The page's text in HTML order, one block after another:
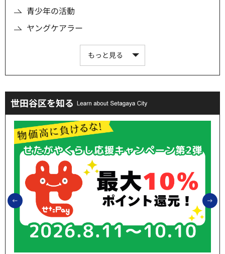
青少年の活動
ヤングケアラー
もっと見る
世田谷区を知る
前のスライドを表示